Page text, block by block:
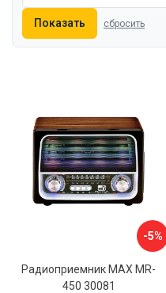
Показать сбросить
-5%
Радиоприемник MAX MR-
450 30081